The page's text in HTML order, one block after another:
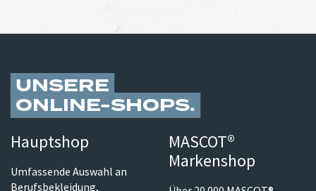
UNSERE
ONLINE-SHOPS
Hauptshop
Umfassende Auswahl an
Berufsbekleidung,
MASCOT®
Markenshop